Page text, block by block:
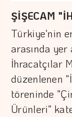
ŞİŞECAM
Türkiye'nin
arasında
İhracatçılar
düzenlenen
töreninde
Ürünleri"